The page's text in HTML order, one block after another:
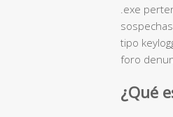
.exe
tipo
foro
¿Qué